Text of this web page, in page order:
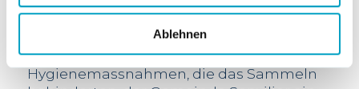
Ablehnen
trotz der Weihnachtsfeiertage, die sie
zwangen, später mit dem Sammeln der
Unterschriften zu beginnen, und trotz
Hygienemassnahmen, die das Sammeln